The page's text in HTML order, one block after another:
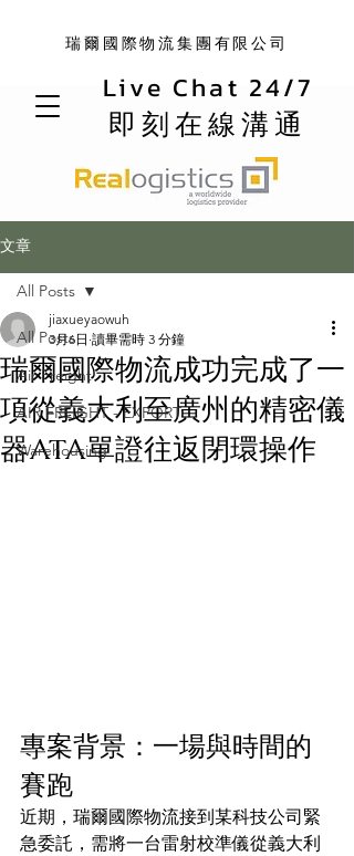
Live Chat 24/7
即刻在線溝通
瑞爾國際物流集團有限公司
文章
All Posts
Air Freight
AIR FREIGHT - EXPORT
Warehousing
All Posts
瑞爾國際物流成功完成了一
項從義大利至廣州的精密儀
器ATA單證往返閉環操作
jiaxueyaowuh
3月6日 讀畢需時 3 分鐘
專案背景：一場與時間的
賽跑
近期，瑞爾國際物流接到某科技公司緊
急委託，需將一台雷射校準儀從義大利